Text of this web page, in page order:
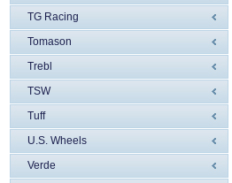
TG Racing
Tomason
Trebl
TSW
Tuff
U.S. Wheels
Verde